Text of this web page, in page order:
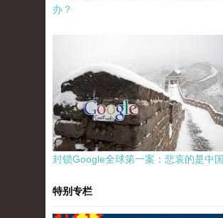
办？
封锁Google全球第一案：悲哀的是中
特别专栏